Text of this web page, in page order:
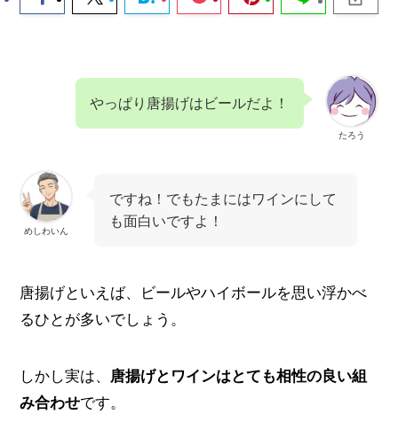
たろう
やっぱり唐揚げはビールだよ！
めしわいん
ですね！でもたまにはワインにして
も面白いですよ！
唐揚げといえば、ビールやハイボールを思い浮かべ
るひとが多いでしょう。
しかし実は、 唐揚げとワインはとても相性の良い組
み合わせです。